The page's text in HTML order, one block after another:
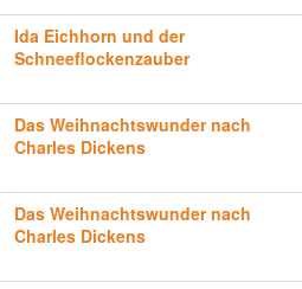
Ida Eichhorn und der
Schneeflockenzauber
Das Weihnachtswunder nach
Charles Dickens
Das Weihnachtswunder nach
Charles Dickens